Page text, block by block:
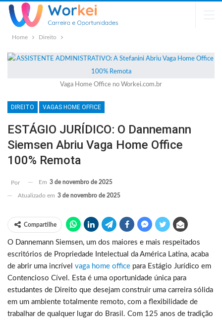
Home Direito
Vaga Home Office no Workei.com.br
DIREITO VAGAS HOME OFFICE
ESTÁGIO JURÍDICO: O Dannemann
Siemsen Abriu Vaga Home Office
100% Remota
Por Em 3 de novembro de 2025
Atualizado em 3 de novembro de 2025
Compartilhe
O Dannemann Siemsen, um dos maiores e mais respeitados
escritórios de Propriedade Intelectual da América Latina, acaba
de abrir uma incrível vaga home office para Estágio Jurídico em
Contencioso Cível. Esta é uma oportunidade única para
estudantes de Direito que desejam construir uma carreira sólida
em um ambiente totalmente remoto, com a flexibilidade de
trabalhar de qualquer lugar do Brasil. Com 125 anos de tradição